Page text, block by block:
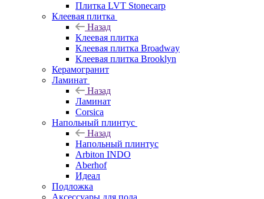
Плитка LVT Stonecarp
Клеевая плитка
Назад
Клеевая плитка
Клеевая плитка Broadway
Клеевая плитка Brooklyn
Керамогранит
Ламинат
Назад
Ламинат
Corsica
Напольный плинтус
Назад
Напольный плинтус
Arbiton INDO
Aberhof
Идеал
Подложка
Аксессуары для пола